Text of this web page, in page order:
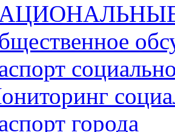
города